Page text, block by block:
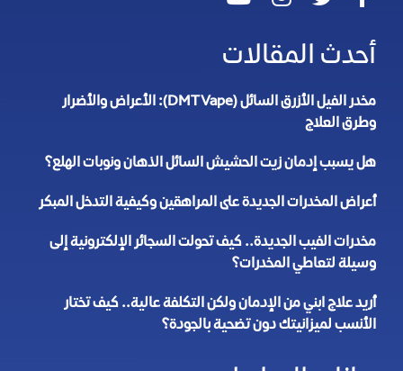
أحدث المقالات
مخدر الفيل الأزرق السائل (DMT Vape): الأعراض والأضرار
وطرق العلاج
هل يسبب إدمان زيت الحشيش السائل الذهان ونوبات الهلع؟
أعراض المخدرات الجديدة على المراهقين وكيفية التدخل المبكر
مخدرات الفيب الجديدة.. كيف تحولت السجائر الإلكترونية إلى
وسيلة لتعاطي المخدرات؟
أريد علاج ابني من الإدمان ولكن التكلفة عالية.. كيف تختار
الأنسب لميزانيتك دون تضحية بالجودة؟